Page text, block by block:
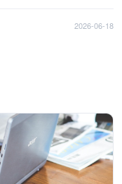
2026-06-18